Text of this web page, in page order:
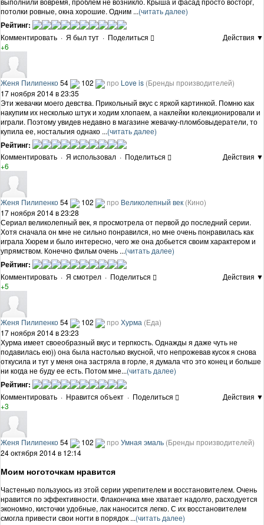
потолки ровные, окна хорошие. Одним ...(читать далее)
Рейтинг:
Комментировать · Я был тут · Поделиться
Действия ▼
+6
Женя Пилипенко54 102 про Love is (Бренды производителей)
17 ноября 2014 в 23:35
Эти жевачки моего девства. Прикольный вкус с яркой картинкой. Помню как
накупим их несколько штук и ходим хлопаем, а наклейки колекционировали и
играли. Поэтому увидев недавно в магазине жевачку-пломбовыдератели, то
купила ее, ностальгия однако ...(читать далее)
Рейтинг:
Комментировать · Я использовал · Поделиться
Действия ▼
+6
Женя Пилипенко54 102 про Великолепный век (Кино)
17 ноября 2014 в 23:28
Сериал великолепный век, я просмотрела от первой до последний серии.
Хотя сначала он мне не сильно понравился, но мне очень понравилась как
играла Хюрем и было интересно, чего же она добьется своим характером и
упрямством. Конечно фильм очень ...(читать далее)
Рейтинг:
Комментировать · Я смотрел · Поделиться
Действия ▼
+5
Женя Пилипенко54 102 про Хурма (Еда)
17 ноября 2014 в 23:23
Хурма имеет своеобразный вкус и терпкость. Однажды я даже чуть не
подавилась ею)) она была настолько вкусной, что непрожевав кусок я снова
откусила и тут у меня она застряла в горле, я думала что это конец и больше
ни когда не буду ее есть. Потом мне...(читать далее)
Рейтинг:
Комментировать · Нравится объект · Поделиться
Действия ▼
+3
Женя Пилипенко54 102 про Умная эмаль (Бренды производителей)
24 октября 2014 в 12:14
Моим ноготочкам нравится
Частенько пользуюсь из этой серии укрепителем и восстановителем. Очень
нравится по эффективности. Флакончика мне хватает надолго, расходуется
экономно, кисточки удобные, лак наносится легко. С их восстановителем
смогла привести свои ногти в порядок ...(читать далее)